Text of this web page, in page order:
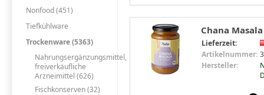
Nonfood (451)
Tiefkühlware
Trockenware (5363)
Nahrungsergänzungsmittel,
freiverkäufliche
Arzneimittel (626)
Fischkonserven (32)
Chana
Lieferzeit:
Artikelnummer:
Hersteller: